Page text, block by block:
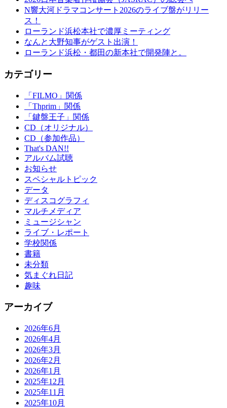
N響大河ドラマコンサート2026のライブ盤がリリー
ス！
ローランド浜松本社で濃厚ミーティング
なんと大野知事がゲスト出演！
ローランド浜松・都田の新本社で開発陣と。
カテゴリー
「FILMO」関係
「Thprim」関係
「鍵盤王子」関係
CD（オリジナル）
CD（参加作品）
That's DAN!!
アルバム試聴
お知らせ
スペシャルトピック
データ
ディスコグラフィ
マルチメディア
ミュージシャン
ライブ・レポート
学校関係
書籍
未分類
気まぐれ日記
趣味
アーカイブ
2026年6月
2026年4月
2026年3月
2026年2月
2026年1月
2025年12月
2025年11月
2025年10月